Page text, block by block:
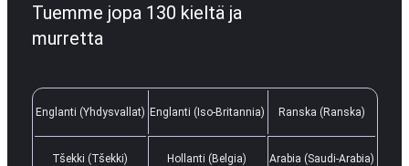
Tuemme jopa 130 kieltä ja
murretta
Englanti (Yhdysvallat) Englanti (Iso-Britannia) Ranska (Ranska)
Tšekki (Tšekki) Hollanti (Belgia) Arabia (Saudi-Arabia)